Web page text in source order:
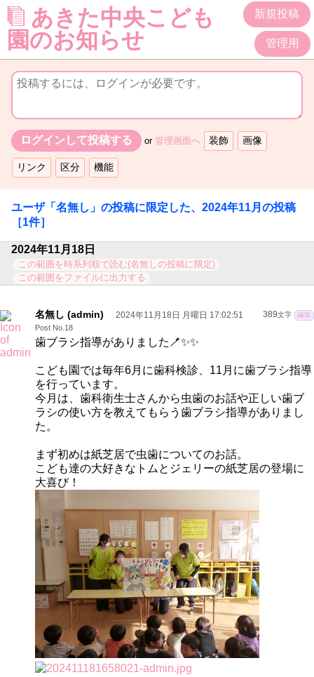
あきた中央こども
園のお知らせ
新規投稿
管理用
or 管理画面へ
ユーザ「 名無し 」の投稿に限定した、 2024年11月 の投稿
［1件］
2024年11月18日
この範囲を時系列順で読む(名無しの投稿に限定)
この範囲をファイルに出力する
389文字 編集
名無し (admin) 2024年11月18日 月曜日 17:02:51
Post No.18
歯ブラシ指導がありました🪥✨✨
こども園では毎年6月に歯科検診、11月に歯ブラシ指導
を行っています。
今月は、歯科衛生士さんから虫歯のお話や正しい歯ブ
ラシの使い方を教えてもらう歯ブラシ指導がありまし
た。
まず初めは紙芝居で虫歯についてのお話。
こども達の大好きなトムとジェリーの紙芝居の登場に
大喜び！